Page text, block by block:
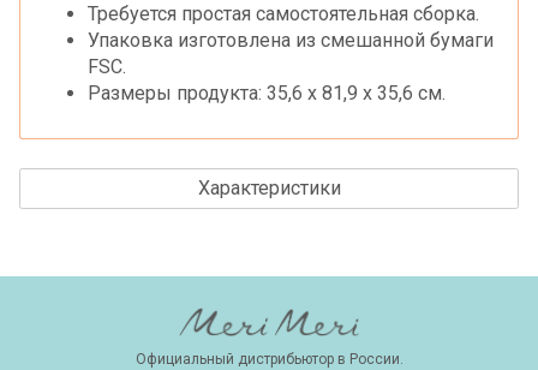
Требуется простая самостоятельная сборка.
Упаковка изготовлена ​​из смешанной бумаги
FSC.
Размеры продукта: 35,6 х 81,9 х 35,6 см.
Характеристики
Официальный дистрибьютор в России.